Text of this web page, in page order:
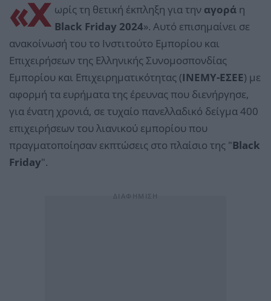
«Χ ωρίς τη θετική έκπληξη για την αγορά η
Black Friday 2024». Αυτό επισημαίνει σε
ανακοίνωσή του το Ινστιτούτο Εμπορίου και
Επιχειρήσεων της Ελληνικής Συνομοσπονδίας
Εμπορίου και Επιχειρηματικότητας (ΙΝΕΜΥ-ΕΣΕΕ) με
αφορμή τα ευρήματα της έρευνας που διενήργησε,
για ένατη χρονιά, σε τυχαίο πανελλαδικό δείγμα 400
επιχειρήσεων του λιανικού εμπορίου που
πραγματοποίησαν εκπτώσεις στο πλαίσιο της "Black
Friday".